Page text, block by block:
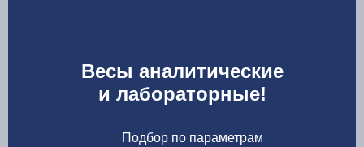
Весы аналитические
и лабораторные!
Подбор по параметрам